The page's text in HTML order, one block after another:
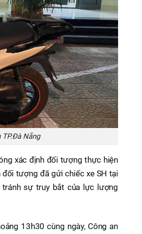
Nẵng
xác định đối tượng thực hiện
đối tượng đã gửi chiếc xe SH tại
sự truy bắt của lực lượng
13h30 cùng ngày, Công an